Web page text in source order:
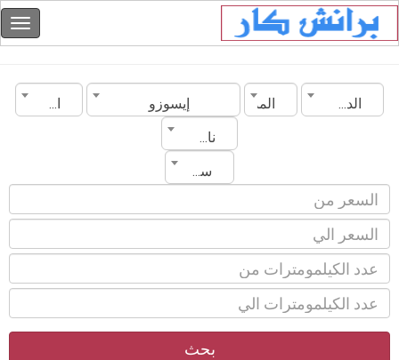
الدولة المدينة إيسوزو
الموديل
ناقل الحركة
سنة الصنع
بحث